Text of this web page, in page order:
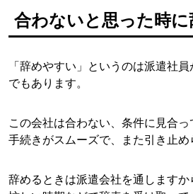
合わないと思った時
「辞めやすい」というのは派遣社
でもあります。
この会社は合わない、条件に見合
手続きがスムーズで、また引き止め
辞めるときは派遣会社を通しますか